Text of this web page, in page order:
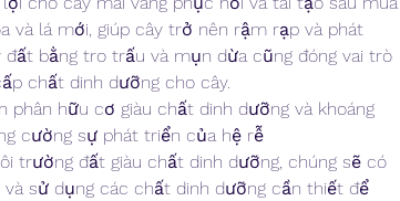
và lá mới, giúp cây trở nên rậm rạp và phát
bằng tro trấu và mụn dừa cũng đóng vai trò
chất dinh dưỡng cho cây.
phân hữu cơ giàu chất dinh dưỡng và khoáng
cường sự phát triển của hệ rễ
trường đất giàu chất dinh dưỡng, chúng sẽ có
sử dụng các chất dinh dưỡng cần thiết để